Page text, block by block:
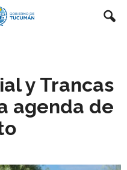
y Trancas
agenda de